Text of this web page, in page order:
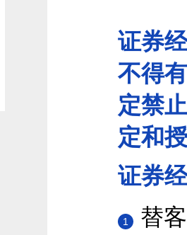
证券
不得
定禁
定和
证券
1
替